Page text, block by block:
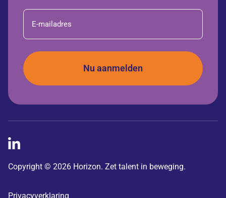
E-
mailadres
Copyright © 2026 Horizon. Zet talent in beweging.
Privacyverklaring